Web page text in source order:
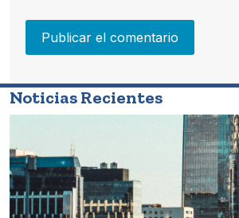
Noticias Recientes